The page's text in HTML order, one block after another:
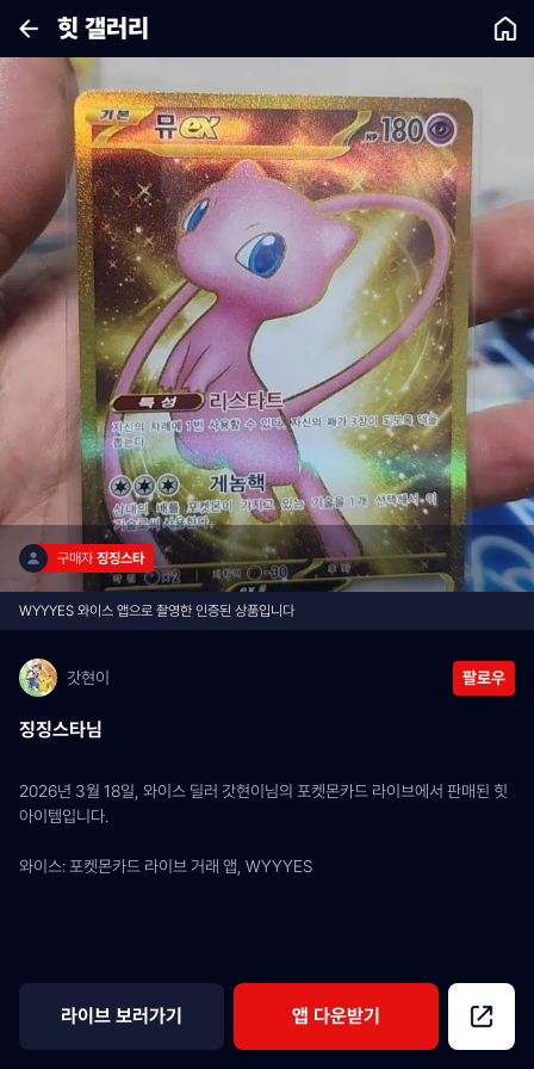
힛 갤러리
구매자 징징스타
WYYYES 와이스 앱으로 촬영한 인증된 상품입니다
갓현이 팔로우
징징스타님
2026년 3월 18일, 와이스 딜러 갓현이님의 포켓몬카드 라이브에서 판매된 힛
아이템입니다.
와이스: 포켓몬카드 라이브 거래 앱, WYYYES
라이브 보러가기 앱 다운받기